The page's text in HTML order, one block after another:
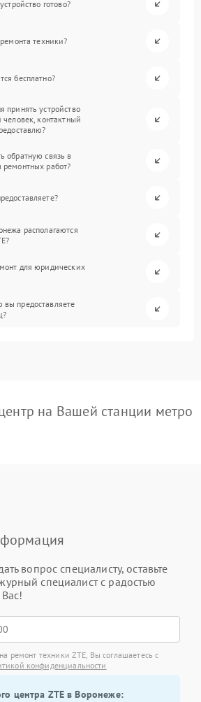
готово?
техники?
бесплатно?
принять устройство
человек, контактный
обратную связь в
ремонтных работ?
располагаются
для юридических
предоставляете
на Вашей станции метро
вопрос специалисту, оставьте
специалист с радостью
ремонт техники ZTE, Вы соглашаетесь с
конфиденциальности
центра ZTE в Воронеже: